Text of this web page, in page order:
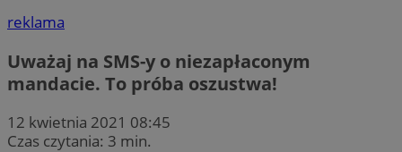
reklama
Uważaj na SMS-y o niezapłaconym
mandacie. To próba oszustwa!
12 kwietnia 2021 08:45
Czas czytania: 3 min.